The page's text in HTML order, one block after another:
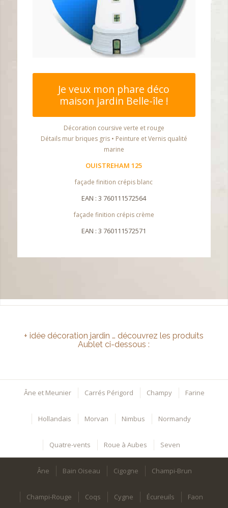
Je veux mon phare déco
maison jardin Belle-île !
Décoration coursive verte et rouge
Détails mur briques gris • Peinture et Vernis qualité
marine
OUISTREHAM 125
façade finition crépis blanc
EAN : 3 760111572564
façade finition crépis crème
EAN : 3 760111572571
+ idée décoration jardin … découvrez les produits
Aublet ci-dessous :
Âne et Meunier Carrés Périgord Champy Farine
Hollandais Morvan Nimbus Normandy
Quatre-vents Roue à Aubes Seven
Âne Bain Oiseau Cigogne Champi-Brun
Champi-Rouge Coqs Cygne Écureuils Faon